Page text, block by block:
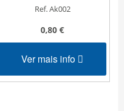
Ref. Ak002
0,80 €
Ver mais info